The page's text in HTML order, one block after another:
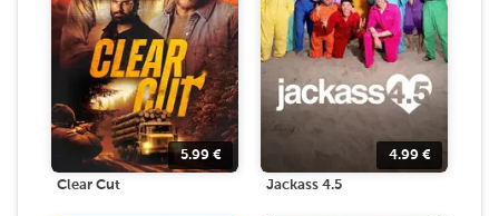
5.99 €
Clear Cut
4.99 €
Jackass 4.5